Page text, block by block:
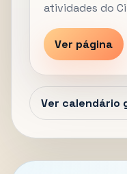
atividades do
Ver página
Ver calendário